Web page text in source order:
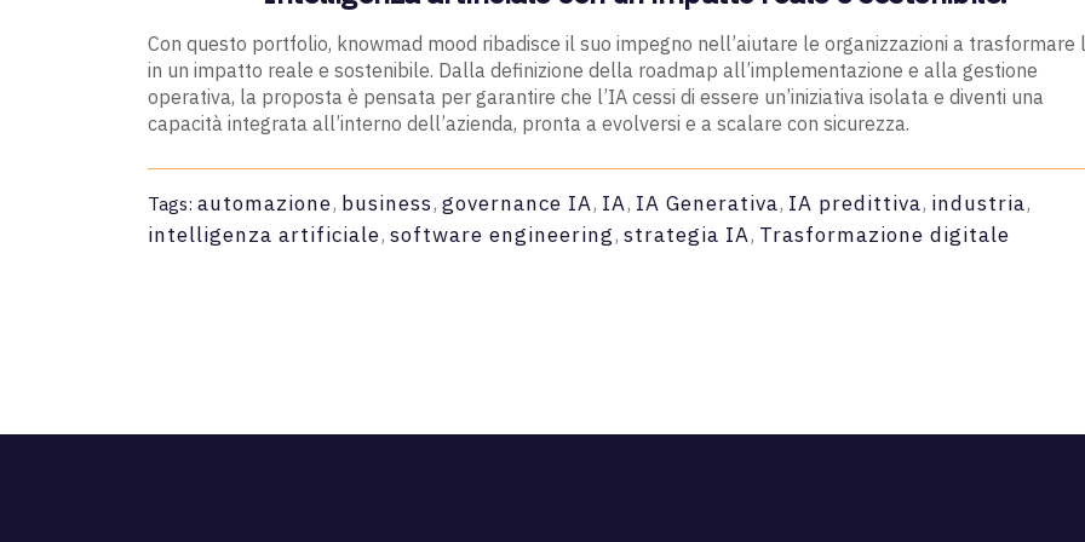
Con questo portfolio, knowmad mood ribadisce il suo impegno nell’aiutare le organizzazioni a trasformare
in un impatto reale e sostenibile. Dalla definizione della roadmap all’implementazione e alla gestione
operativa, la proposta è pensata per garantire che l’IA cessi di essere un’iniziativa isolata e diventi una
capacità integrata all’interno dell’azienda, pronta a evolversi e a scalare con sicurezza.
Tags: automazione, business, governance IA, IA, IA Generativa, IA predittiva, industria,
intelligenza artificiale, software engineering, strategia IA, Trasformazione digitale